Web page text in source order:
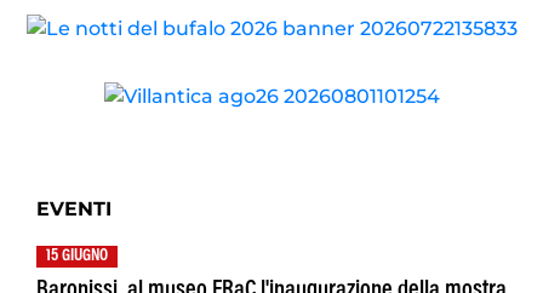
EVENTI
15 GIUGNO